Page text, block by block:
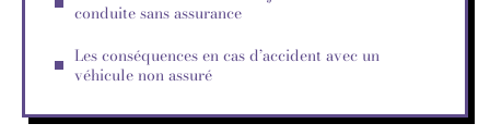
conduite sans assurance
Les conséquences en cas d’accident avec un
véhicule non assuré